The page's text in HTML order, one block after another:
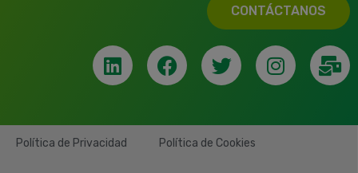
CONTÁCTANOS
Política de Privacidad Política de Cookies